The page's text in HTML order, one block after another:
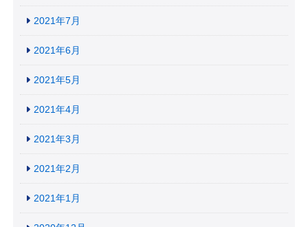
2021年7月
2021年6月
2021年5月
2021年4月
2021年3月
2021年2月
2021年1月